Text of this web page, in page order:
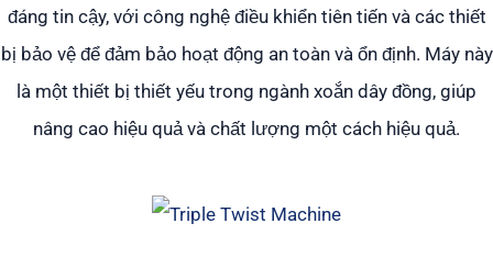
đáng tin cậy, với công nghệ điều khiển tiên tiến và các thiết
bị bảo vệ để đảm bảo hoạt động an toàn và ổn định. Máy này
là một thiết bị thiết yếu trong ngành xoắn dây đồng, giúp
nâng cao hiệu quả và chất lượng một cách hiệu quả.